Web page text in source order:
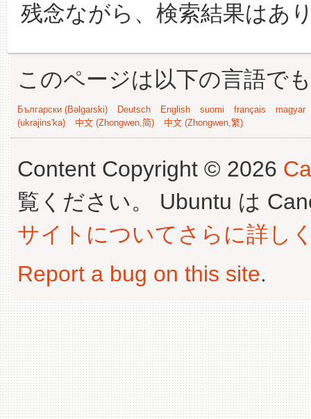
残念ながら、検索結果はあ
このページは以下の言語で
Български (Bəlgarski) Deutsch English suomi français
magyar
(ukrajins'ka)
中文 (Zhongwen,简) 中文 (Zhongwen,繁)
Content Copyright © 2026
覧ください。 Ubuntu は
サイトについてさらに詳し
Report a bug on this site.